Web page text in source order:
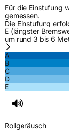
Für die Einstufung
gemessen.
Die Einstufung
E (längster
um rund 3 bis 6
A
B
C
D
E
Rollgeräusch